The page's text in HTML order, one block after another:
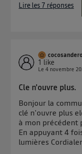
Lire les 7 réponses
1 like
Le4 novembre
Cle n'ouvre plus.
Bonjour la
clé n'ouvre plus
à mon
En appuyant 4
lumières